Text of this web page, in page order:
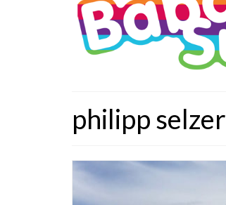
philipp selzer